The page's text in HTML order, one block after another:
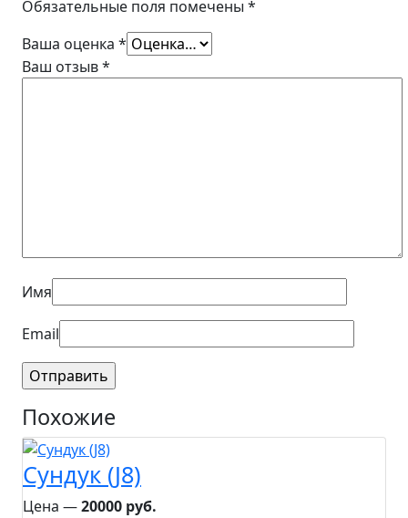
Обязательные поля помечены *
Ваша оценка *
Ваш отзыв*
Имя
Email
Похожие
Сундук (J8)
Цена ―20000 руб.